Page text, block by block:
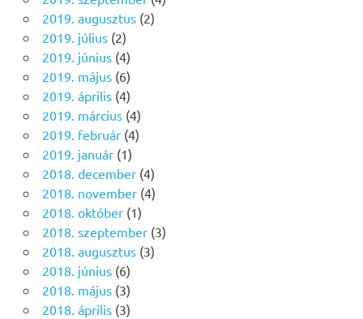
2019. augusztus(2)
2019. július(2)
2019. június(4)
2019. május(6)
2019. április(4)
2019. március(4)
2019. február(4)
2019. január(1)
2018. december(4)
2018. november(4)
2018. október(1)
2018. szeptember(3)
2018. augusztus(3)
2018. június(6)
2018. május(3)
2018. április(3)